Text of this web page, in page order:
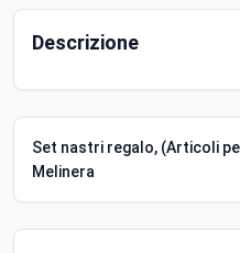
Descrizione
Set nastri regalo, (Articoli
Melinera